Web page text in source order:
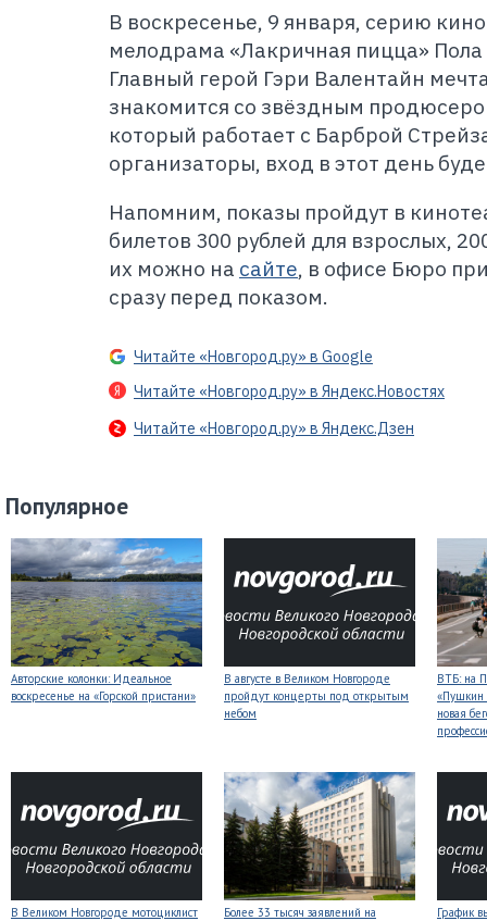
В воскресенье, 9 января, серию
мелодрама «Лакричная пицца»
Главный герой Гэри Валентайн
знакомится со звёздным
который работает с Барброй
организаторы, вход в этот день
Напомним, показы пройдут в
билетов 300 рублей для взрослых,
их можно на сайте, в офисе Бюро
сразу перед показом.
Читайте «Новгород.ру» в Google
Читайте «Новгород.ру» в Яндекс.Новостях
Читайте «Новгород.ру» в Яндекс.Дзен
Популярное
Авторские колонки: Идеальное
воскресенье на «Горской пристани»
В августе в Великом Новгороде
пройдут концерты под открытым
небом
ВТБ: на
«Пушкин
новая
В Великом Новгороде мотоциклист
Более 33 тысяч заявлений на
График